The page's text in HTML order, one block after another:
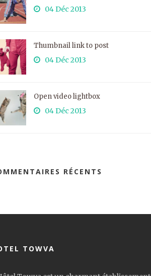
04 Déc 2013
Thumbnail link to post
04 Déc 2013
Open video lightbox
04 Déc 2013
RÉCENTS
TOWVA